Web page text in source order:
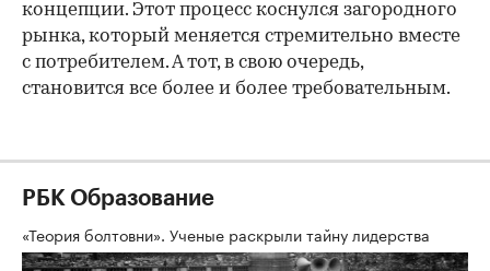
концепции. Этот процесс коснулся загородного
рынка, который меняется стремительно вместе
с потребителем. А тот, в свою очередь,
становится все более и более требовательным.
РБК Образование
«Теория болтовни». Ученые раскрыли тайну лидерства